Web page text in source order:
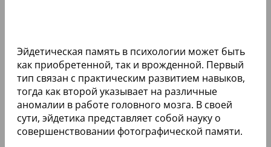
Эйдетическая память в психологии может быть
как приобретенной, так и врожденной. Первый
тип связан с практическим развитием навыков,
тогда как второй указывает на различные
аномалии в работе головного мозга. В своей
сути, эйдетика представляет собой науку о
совершенствовании фотографической памяти.